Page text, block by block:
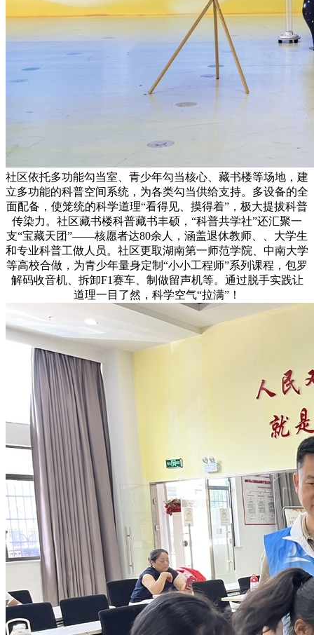
社区依托多功能勾当室、青少年勾当核心、藏书楼等场地，建
立多功能的科普空间系统，为各类勾当供给支持。多设备的全
面配备，使笼统的科学道理“看得见、摸得着”，极大提拔科普
传染力。社区藏书楼科普藏书丰硕，“科普共学社”还汇聚一
支“宝藏天团”——核愿者达80余人，涵盖退休教师、、大学生
和专业科普工做人员。社区更取湖南第一师范学院、中南大学
等高校合做，为青少年量身定制“小小工程师”系列课程，包罗
解码收音机、拆卸F1赛车、制做留声机等。通过脱手实践让
道理一目了然，科学空气“拉满”！